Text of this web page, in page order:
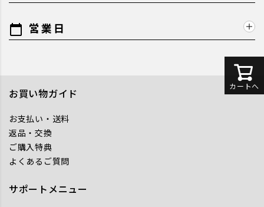
カートへ
calendar_today 営業日
お買い物ガイド
お支払い・送料
返品・交換
ご購入特典
よくあるご質問
サポートメニュー